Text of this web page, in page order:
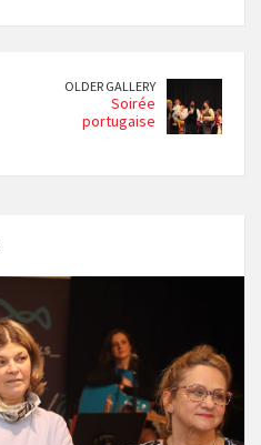
OLDER GALLERY
Soirée
portugaise